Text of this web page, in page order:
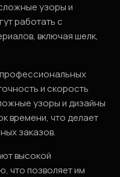
узоры и
работать с
включая шелк,
и скорость
узоры и дизайны
времени, что делает
заказов.
высокой
что позволяет им